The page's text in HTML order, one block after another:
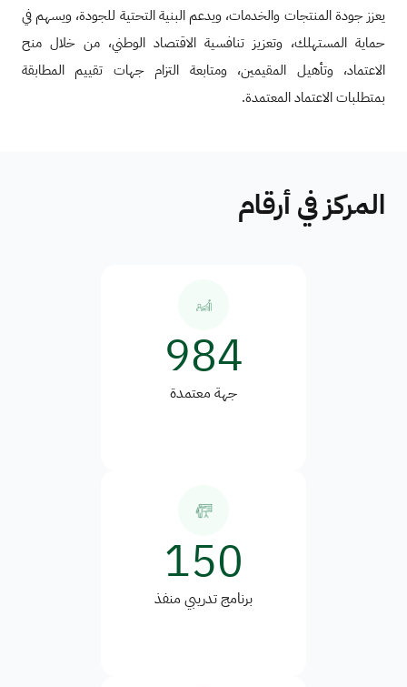
يعزز جودة المنتجات والخدمات، ويدعم البنية التحتية للجودة، ويسهم في
حماية المستهلك، وتعزيز تنافسية الاقتصاد الوطني، من خلال منح
الاعتماد، وتأهيل المقيمين، ومتابعة التزام جهات تقييم المطابقة
بمتطلبات الاعتماد المعتمدة.
المركز في أرقام
984
جهة معتمدة
150
برنامج تدريبي منفذ